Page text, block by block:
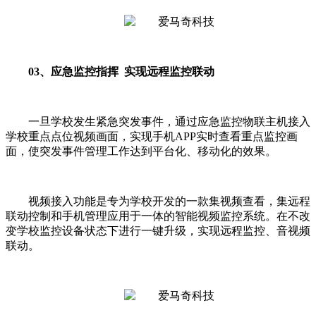
03、应急监控指挥 实现远程监控联动
一旦学校发生紧急突发事件，通过应急监控物联主机接入
学校重点点位视频画面，实现手机APP实时查看重点监控画
面，使突发事件管理工作达到平台化、移动化的效果。
视频接入功能是专为学校开发的一款集视频查看，集远程
联动控制和手机管理应用于一体的智能视频监控系统。在不改
变学校监控设备状态下进行一键升级，实现远程监控、音视频
联动。